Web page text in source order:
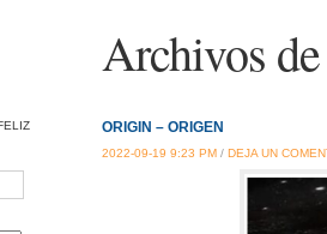
Archivos
ORIGIN – ORIGEN
2022-09-19 9:23 PM / DEJA UN